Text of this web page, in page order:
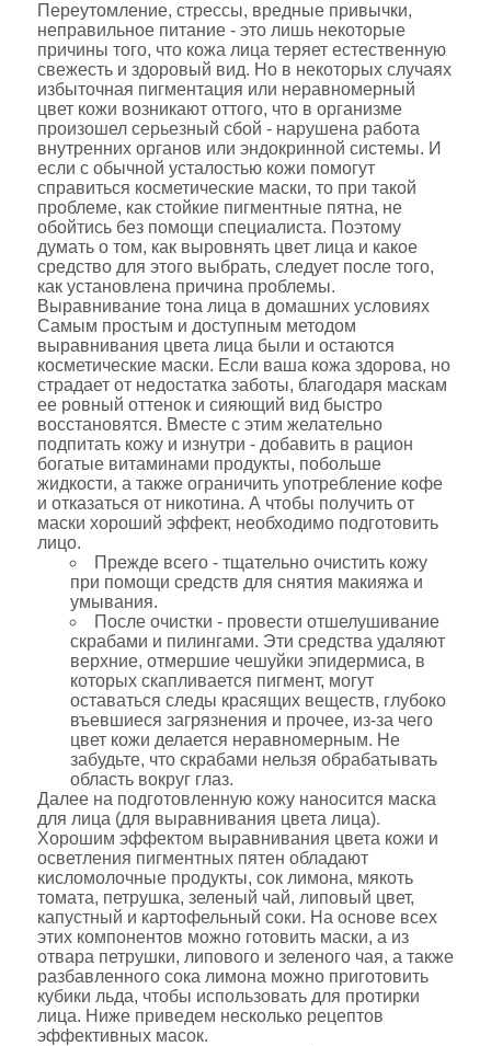
Переутомление, стрессы, вредные привычки,
неправильное питание - это лишь некоторые
причины того, что кожа лица теряет естественную
свежесть и здоровый вид. Но в некоторых случаях
избыточная пигментация или неравномерный
цвет кожи возникают оттого, что в организме
произошел серьезный сбой - нарушена работа
внутренних органов или эндокринной системы. И
если с обычной усталостью кожи помогут
справиться косметические маски, то при такой
проблеме, как стойкие пигментные пятна, не
обойтись без помощи специалиста. Поэтому
думать о том, как выровнять цвет лица и какое
средство для этого выбрать, следует после того,
как установлена причина проблемы.
Выравнивание тона лица в домашних условиях
Самым простым и доступным методом
выравнивания цвета лица были и остаются
косметические маски. Если ваша кожа здорова, но
страдает от недостатка заботы, благодаря маскам
ее ровный оттенок и сияющий вид быстро
восстановятся. Вместе с этим желательно
подпитать кожу и изнутри - добавить в рацион
богатые витаминами продукты, побольше
жидкости, а также ограничить употребление кофе
и отказаться от никотина. А чтобы получить от
маски хороший эффект, необходимо подготовить
лицо.
Прежде всего - тщательно очистить кожу
при помощи средств для снятия макияжа и
умывания.
После очистки - провести отшелушивание
скрабами и пилингами. Эти средства удаляют
верхние, отмершие чешуйки эпидермиса, в
которых скапливается пигмент, могут
оставаться следы красящих веществ, глубоко
въевшиеся загрязнения и прочее, из-за чего
цвет кожи делается неравномерным. Не
забудьте, что скрабами нельзя обрабатывать
область вокруг глаз.
Далее на подготовленную кожу наносится маска
для лица (для выравнивания цвета лица).
Хорошим эффектом выравнивания цвета кожи и
осветления пигментных пятен обладают
кисломолочные продукты, сок лимона, мякоть
томата, петрушка, зеленый чай, липовый цвет,
капустный и картофельный соки. На основе всех
этих компонентов можно готовить маски, а из
отвара петрушки, липового и зеленого чая, а также
разбавленного сока лимона можно приготовить
кубики льда, чтобы использовать для протирки
лица. Ниже приведем несколько рецептов
эффективных масок.